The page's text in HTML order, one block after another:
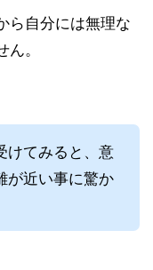
ら自分には無理な
。
けてみると、意
が近い事に驚か